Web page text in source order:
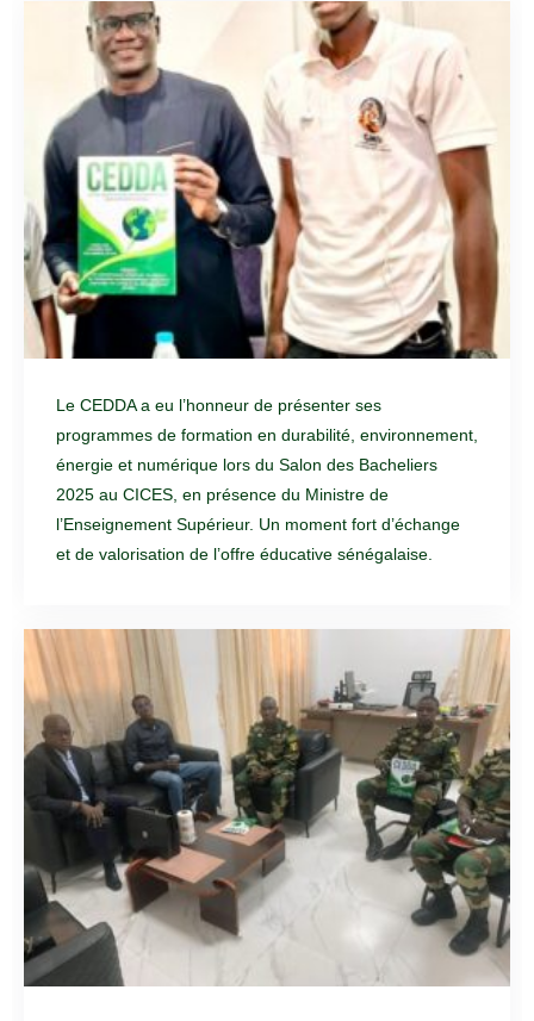
Le CEDDA a eu l’honneur de présenter ses
programmes de formation en durabilité, environnement,
énergie et numérique lors du Salon des Bacheliers
2025 au CICES, en présence du Ministre de
l’Enseignement Supérieur. Un moment fort d’échange
et de valorisation de l’offre éducative sénégalaise.